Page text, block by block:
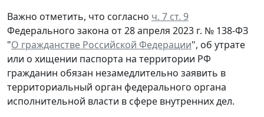
Важно отметить, что согласно ч. 7 ст. 9
Федерального закона от 28 апреля 2023 г. № 138-ФЗ
"О гражданстве Российской Федерации", об утрате
или о хищении паспорта на территории РФ
гражданин обязан незамедлительно заявить в
территориальный орган федерального органа
исполнительной власти в сфере внутренних дел.